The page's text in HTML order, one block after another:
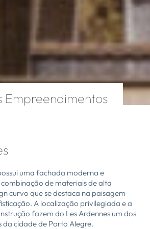
Empreendimentos
uma fachada moderna e
de materiais de alta
curvo que se destaca na paisagem
A localização privilegiada e a
fazem do Les Ardennes um dos
cidade de Porto Alegre.